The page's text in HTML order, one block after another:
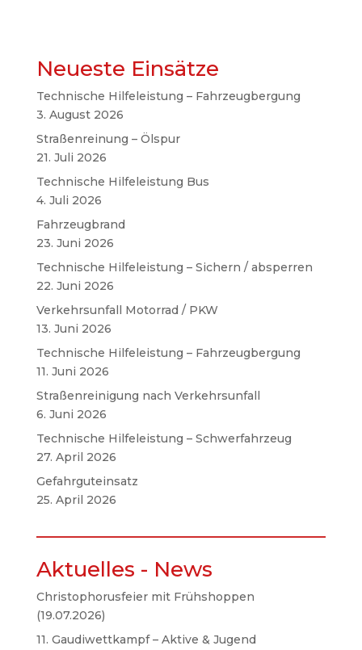
Neueste Einsätze
Technische Hilfeleistung – Fahrzeugbergung
3. August 2026
Straßenreinung – Ölspur
21. Juli 2026
Technische Hilfeleistung Bus
4. Juli 2026
Fahrzeugbrand
23. Juni 2026
Technische Hilfeleistung – Sichern / absperren
22. Juni 2026
Verkehrsunfall Motorrad / PKW
13. Juni 2026
Technische Hilfeleistung – Fahrzeugbergung
11. Juni 2026
Straßenreinigung nach Verkehrsunfall
6. Juni 2026
Technische Hilfeleistung – Schwerfahrzeug
27. April 2026
Gefahrguteinsatz
25. April 2026
Aktuelles - News
Christophorusfeier mit Frühshoppen
(19.07.2026)
11. Gaudiwettkampf – Aktive & Jugend